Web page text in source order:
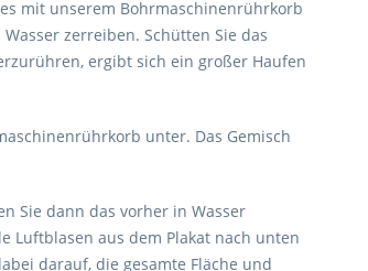
mit unserem Bohrmaschinenrührkorb
zerreiben. Schütten Sie das
ergibt sich ein großer Haufen
unter. Das Gemisch
Sie dann das vorher in Wasser
Luftblasen aus dem Plakat nach unten
darauf, die gesamte Fläche und